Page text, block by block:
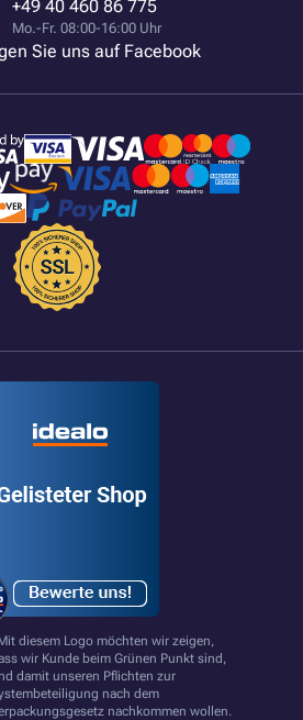
+49 40 460 86 775
Mo.-Fr. 08:00-16:00 Uhr
Sie uns auf Facebook
diesem Logo möchten wir zeigen,
wir Kunde beim Grünen Punkt sind,
damit unseren Pflichten zur
nach dem
nachkommen wollen.